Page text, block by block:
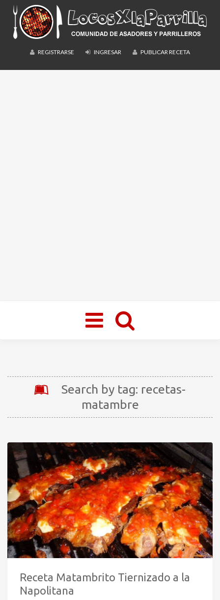
REGISTRARSE INGRESAR PUBLICAR RECETA
Toggle
navigation
Search by tag: recetas-
matambre
Receta Matambrito Tiernizado a la
Napolitana